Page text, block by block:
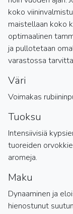
koko
maistellaan koko
optimaalinen
ja pullotetaan
varastossa
Väri
Voimakas
Tuoksu
Intensiivisiä
tuoreiden
aromeja.
Maku
Dynaaminen ja
hienostunut